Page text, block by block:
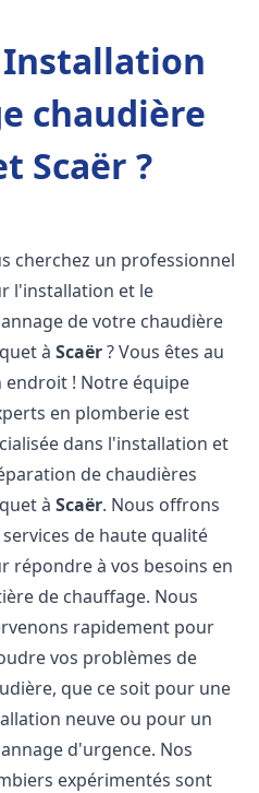
Installation
chaudière
Scaër ?
cherchez un professionnel
l'installation et le
de votre chaudière
àScaër? Vous êtes au
endroit ! Notre équipe
en plomberie est
dans l'installation et
de chaudières
àScaër. Nous offrons
services de haute qualité
répondre à vos besoins en
de chauffage. Nous
rapidement pour
vos problèmes de
que ce soit pour une
neuve ou pour un
d'urgence. Nos
expérimentés sont